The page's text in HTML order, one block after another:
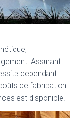
Assurant
cependant
de fabrication
est disponible.